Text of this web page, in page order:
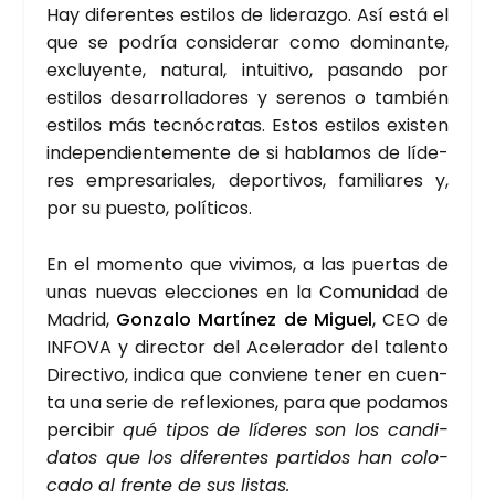
Hay dife­ren­tes esti­los de lide­raz­go. Así está el
que se podría con­si­de­rar como domi­nan­te,
exclu­yen­te, natu­ral, intui­ti­vo, pasan­do por
esti­los desa­rro­lla­do­res y sere­nos o tam­bién
esti­los más tec­nó­cra­tas. Estos esti­los exis­ten
inde­pen­dien­te­men­te de si habla­mos de líde­
res empre­sa­ria­les, depor­ti­vos, fami­lia­res y,
por su pues­to, polí­ti­cos.
En el momen­to que vivi­mos, a las puer­tas de
unas nue­vas elec­cio­nes en la Comu­ni­dad de
Madrid, Gon­za­lo Mar­tí­nez de Miguel, CEO de
INFO­VA y direc­tor del Ace­le­ra­dor del talen­to
Direc­ti­vo, indi­ca que con­vie­ne tener en cuen­
ta una serie de refle­xio­nes, para que poda­mos
per­ci­birqué tipos de líde­res son los can­di­
da­tos que los dife­ren­tes par­ti­dos han colo­
ca­do al fren­te de sus lis­tas.